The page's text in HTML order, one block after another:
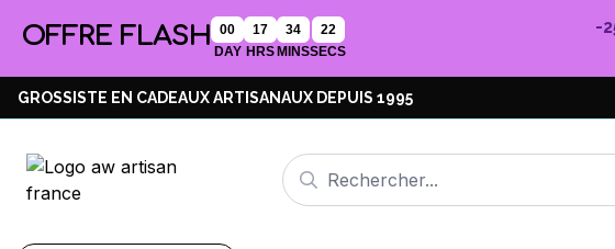
OFFRE FLASH
00
DAY
17
HRS
34
MINS
21
SECS
-
GROSSISTE EN CADEAUX ARTISANAUX DEPUIS 1995